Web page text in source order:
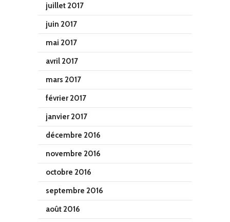
juillet 2017
juin 2017
mai 2017
avril 2017
mars 2017
février 2017
janvier 2017
décembre 2016
novembre 2016
octobre 2016
septembre 2016
août 2016